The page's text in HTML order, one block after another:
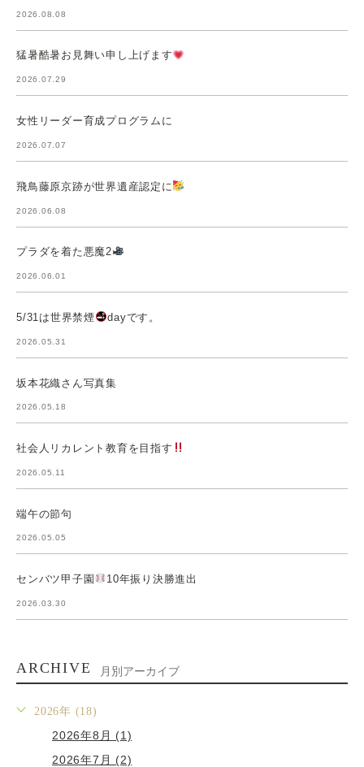
2026.08.08
猛暑酷暑お見舞い申し上げます
2026.07.29
女性リーダー育成プログラムに
2026.07.07
飛鳥藤原京跡が世界遺産認定に
2026.06.08
プラダを着た悪魔2
2026.06.01
5/31は世界禁煙 dayです。
2026.05.31
坂本花織さん写真集
2026.05.18
社会人リカレント教育を目指す
2026.05.11
端午の節句
2026.05.05
センバツ甲子園 10年振り決勝進出
2026.03.30
ARCHIVE 月別アーカイブ
2026年 (18)
2026年8月 (1)
2026年7月 (2)